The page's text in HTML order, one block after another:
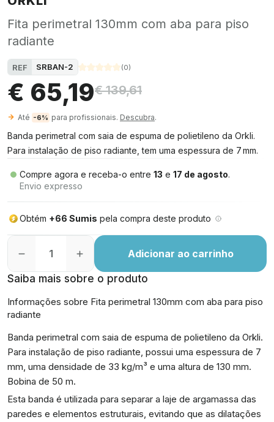
Fita perimetral 130mm com aba para piso
radiante
REF SRBAN-2 (0)
€ 65,19€ 139,61
Até -6% para profissionais. Descubra.
Banda perimetral com saia de espuma de polietileno da Orkli.
Para instalação de piso radiante, tem uma espessura de 7 mm.
Compre agora e receba-o entre 13 e 17 de agosto.
Envio expresso
Obtém +66 Sumis pela compra deste produto
Adicionar ao carrinho
Saiba mais sobre o produto
Informações sobre Fita perimetral 130mm com aba para piso
radiante
Banda perimetral com saia de espuma de polietileno da Orkli.
Para instalação de piso radiante, possui uma espessura de 7
mm, uma densidade de 33 kg/m³ e uma altura de 130 mm.
Bobina de 50 m.
Esta banda é utilizada para separar a laje de argamassa das
paredes e elementos estruturais, evitando que as dilatações